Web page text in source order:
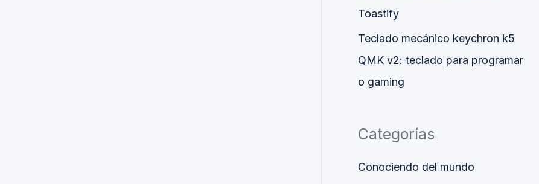
Toastify
Teclado mecánico keychron k5
QMK v2: teclado para programar
o gaming
Categorías
Conociendo del mundo